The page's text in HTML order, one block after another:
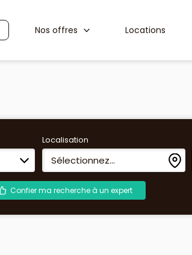
Nos offres Locations
Localisation
Sélectionnez...
Confier ma recherche à un expert